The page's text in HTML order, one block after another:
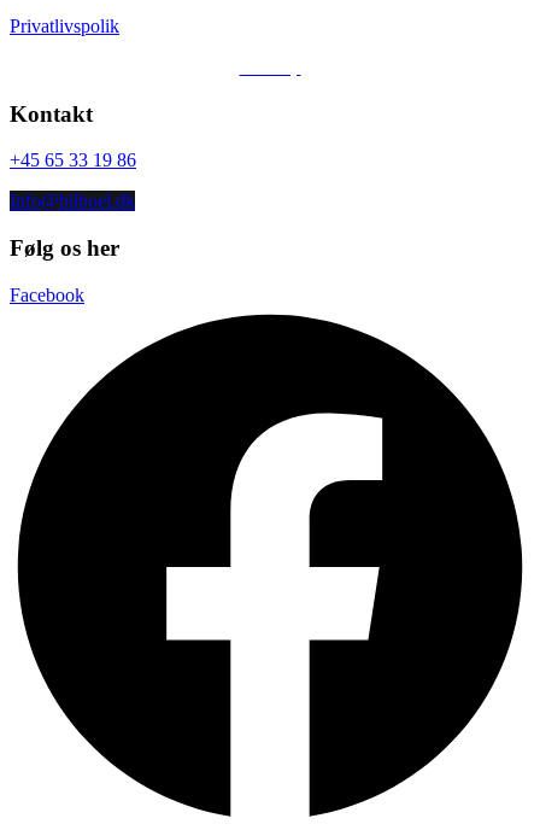
Privatlivspolik
Kontakt
+45 65 33 19 86
Info@bilboel.dk
Følg os her
Facebook